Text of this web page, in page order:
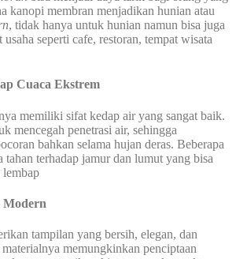
kanopi membran menjadikan hunian atau
, tidak hanya untuk hunian namun bisa juga
seperti cafe, restoran, tempat wisata
Cuaca Ekstrem
memiliki sifat kedap air yang sangat baik.
mencegah penetrasi air, sehingga
bahkan selama hujan deras. Beberapa
tahan terhadap jamur dan lumut yang bisa
Modern
tampilan yang bersih, elegan, dan
memungkinkan penciptaan